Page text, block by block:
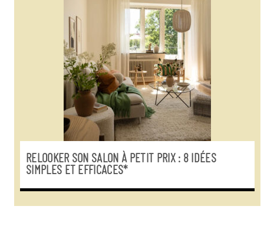
RELOOKER SON SALON À PETIT PRIX : 8 IDÉES
SIMPLES ET EFFICACES*